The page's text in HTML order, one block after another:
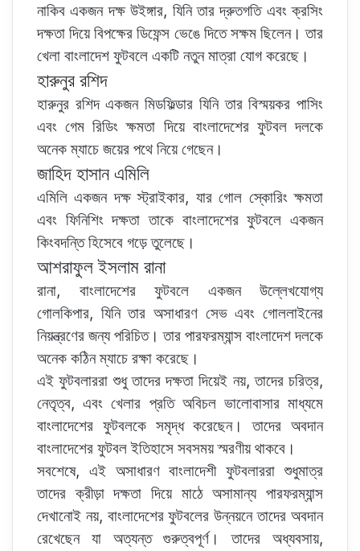
নাকিব একজন দক্ষ উইঙ্গার, যিনি তার দ্রুতগতি এবং ক্রসিং
দক্ষতা দিয়ে বিপক্ষের ডিফেন্স ভেঙে দিতে সক্ষম ছিলেন। তার
খেলা বাংলাদেশ ফুটবলে একটি নতুন মাত্রা যোগ করেছে।
হারুনুর রশিদ
হারুনুর রশিদ একজন মিডফিল্ডার যিনি তার বিস্ময়কর পাসিং
এবং গেম রিডিং ক্ষমতা দিয়ে বাংলাদেশের ফুটবল দলকে
অনেক ম্যাচে জয়ের পথে নিয়ে গেছেন।
জাহিদ হাসান এমিলি
এমিলি একজন দক্ষ স্ট্রাইকার, যার গোল স্কোরিং ক্ষমতা
এবং ফিনিশিং দক্ষতা তাকে বাংলাদেশের ফুটবলে একজন
কিংবদন্তি হিসেবে গড়ে তুলেছে।
আশরাফুল ইসলাম রানা
রানা, বাংলাদেশের ফুটবলে একজন উল্লেখযোগ্য
গোলকিপার, যিনি তার অসাধারণ সেভ এবং গোললাইনের
নিয়ন্ত্রণের জন্য পরিচিত। তার পারফরম্যান্স বাংলাদেশ দলকে
অনেক কঠিন ম্যাচে রক্ষা করেছে।
এই ফুটবলাররা শুধু তাদের দক্ষতা দিয়েই নয়, তাদের চরিত্র,
নেতৃত্ব, এবং খেলার প্রতি অবিচল ভালোবাসার মাধ্যমে
বাংলাদেশের ফুটবলকে সমৃদ্ধ করেছেন। তাদের অবদান
বাংলাদেশের ফুটবল ইতিহাসে সবসময় স্মরণীয় থাকবে।
সবশেষে, এই অসাধারণ বাংলাদেশী ফুটবলাররা শুধুমাত্র
তাদের ক্রীড়া দক্ষতা দিয়ে মাঠে অসামান্য পারফরম্যান্স
দেখানোই নয়, বাংলাদেশের ফুটবলের উন্নয়নে তাদের অবদান
রেখেছেন যা অত্যন্ত গুরুত্বপূর্ণ। তাদের অধ্যবসায়,